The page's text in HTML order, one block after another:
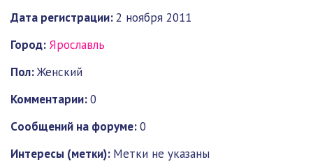
Дата регистрации:2 ноября 2011
Город: Ярославль
Пол:Женский
Комментарии:0
Cообщений на форуме:0
Интересы (метки): Метки не указаны